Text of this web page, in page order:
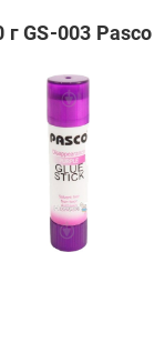
GS-003 Pasco